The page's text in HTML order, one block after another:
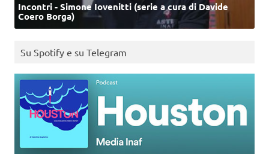
Incontri - Simone Iovenitti (serie a cura di Davide
Coero Borga)
Su Spotify e su Telegram